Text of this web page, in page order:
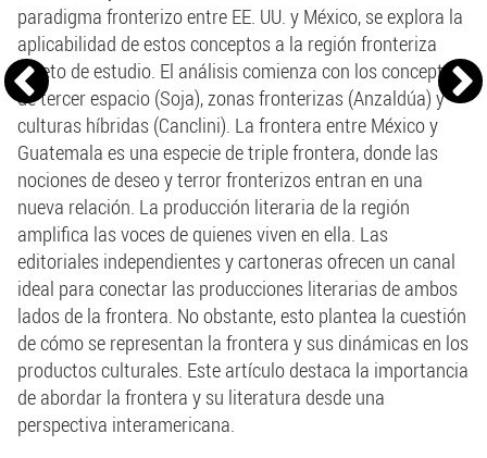
paradigma fronterizo entre EE. UU. y México, se explora la
aplicabilidad de estos conceptos a la región fronteriza
objeto de estudio. El análisis comienza con los conceptos
de tercer espacio (Soja), zonas fronterizas (Anzaldúa) y
culturas híbridas (Canclini). La frontera entre México y
Guatemala es una especie de triple frontera, donde las
nociones de deseo y terror fronterizos entran en una
nueva relación. La producción literaria de la región
amplifica las voces de quienes viven en ella. Las
editoriales independientes y cartoneras ofrecen un canal
ideal para conectar las producciones literarias de ambos
lados de la frontera. No obstante, esto plantea la cuestión
de cómo se representan la frontera y sus dinámicas en los
productos culturales. Este artículo destaca la importancia
de abordar la frontera y su literatura desde una
perspectiva interamericana.